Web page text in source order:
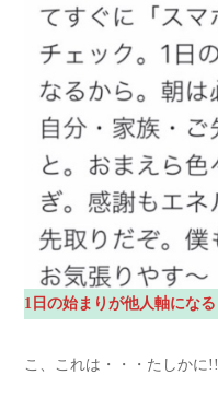
1日の始まりが他人軸になる
こ、これは・・・たしかに!!